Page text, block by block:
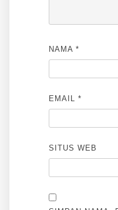
NAMA *
EMAIL *
SITUS WEB